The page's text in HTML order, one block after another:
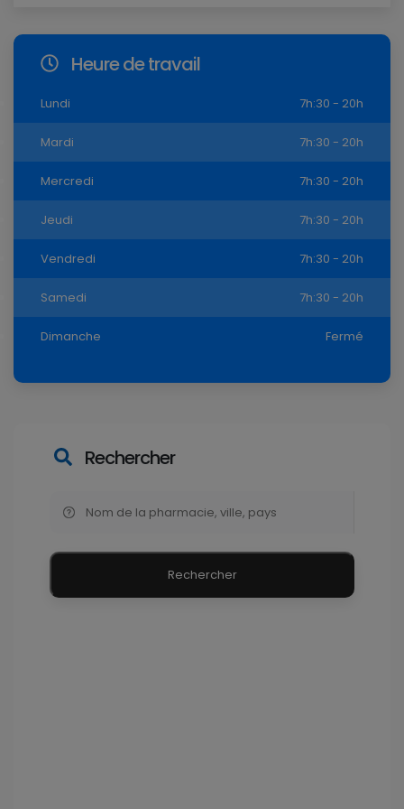
Heure de travail
Lundi 7h:30 - 20h
Mardi 7h:30 - 20h
Mercredi 7h:30 - 20h
Jeudi 7h:30 - 20h
Vendredi 7h:30 - 20h
Samedi 7h:30 - 20h
Dimanche Fermé
Rechercher
Rechercher